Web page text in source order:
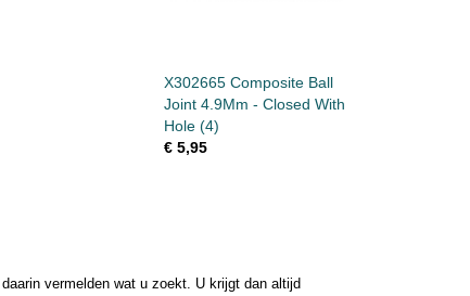
X302665 Composite Ball
Joint 4.9Mm - Closed With
Hole (4)
€ 5,95
vermelden wat u zoekt. U krijgt dan altijd